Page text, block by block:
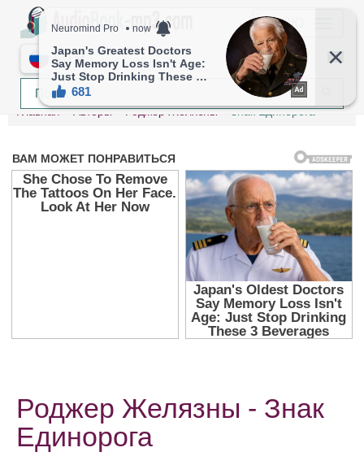
МЕНЮ
RU
Главная Авторы Роджер Желязны Знак Единорога
Роджер Желязны - Знак
Единорога